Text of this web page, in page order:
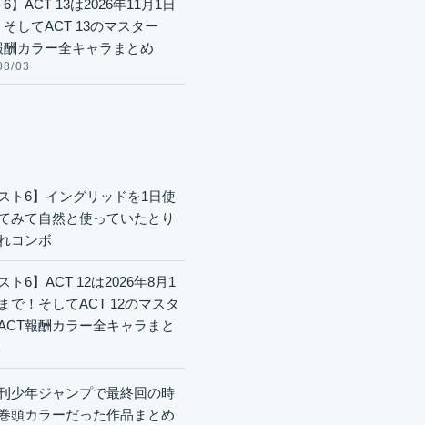
6】ACT 13は2026年11月1日
そしてACT 13のマスター
酬カラー全キャラまとめ
03
ト6】イングリッドを1日使
みて自然と使っていたとり
コンボ
スト6】ACT 12は2026年8月1
で！そしてACT 12のマスタ
報酬カラー全キャラまと
少年ジャンプで最終回の時
頭カラーだった作品まとめ